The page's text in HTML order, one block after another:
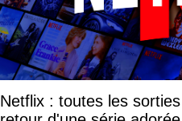
Netflix : toutes les